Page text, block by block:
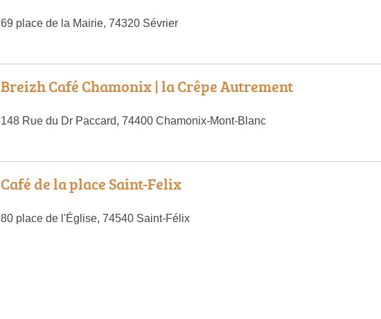
69 place de la Mairie, 74320 Sévrier
Breizh Café Chamonix | la Crêpe Autrement
148 Rue du Dr Paccard, 74400 Chamonix-Mont-Blanc
Café de la place Saint-Felix
80 place de l'Église, 74540 Saint-Félix